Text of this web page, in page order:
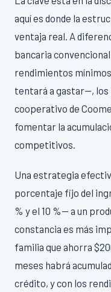
aquí es donde la
ventaja real. A
bancaria
rendimientos
tentará a gastar—,
cooperativo de
fomentar la
competitivos.
Una estrategia
porcentaje fijo del
% y el 10 %— a un
constancia es más
familia que ahorra
meses habrá
crédito, y con los